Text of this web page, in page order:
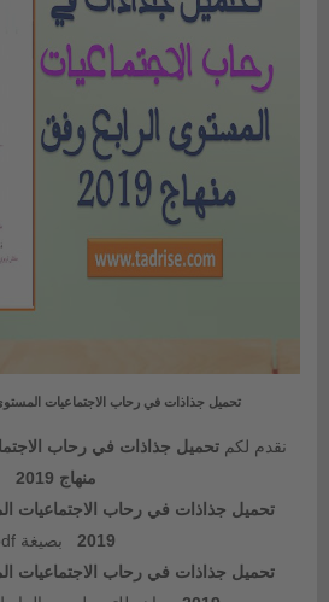
تحميل جذاذات في رحاب الاجتماعيات المستوى
نقدم لكم تحميل جذاذات في رحاب
منهاج 2019
تحميل جذاذات في رحاب الاجتماعيات
2019
بصيغة pdf
تحميل جذاذات في رحاب الاجتماعيات